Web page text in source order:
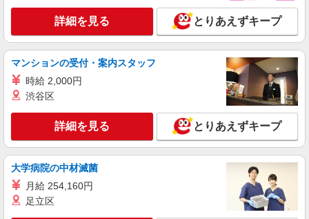
ライフ東日暮里店 東京都荒川区東日暮里4-36-
20
キープ 詳細を見る
パート
ライフ南千住店（店舗コード875）
惣菜
時給1,235円以上
ライフ南千住店 東京都荒川区南千住6-43-13
詳細を見る
詳細を見る とりあえずキープ
マンションの受付・案内スタッフ
時給 2,000円
渋谷区
詳細を見る とりあえずキープ
大学病院の中材滅菌
月給 254,160円
足立区